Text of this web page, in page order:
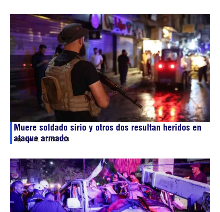
Muere soldado sirio y otros dos resultan heridos en
ataque armado
agosto 8, 202608:53